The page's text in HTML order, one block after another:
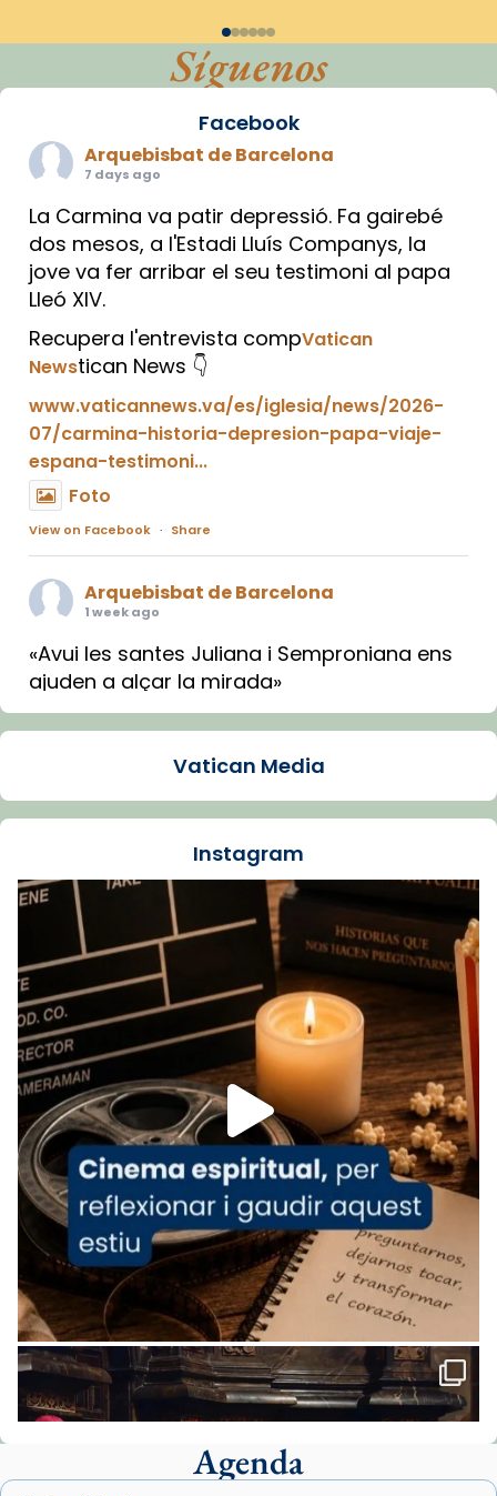
Síguenos
Facebook
Arquebisbat de Barcelona
7 days ago
La Carmina va patir depressió. Fa gairebé
dos mesos, a l'Estadi Lluís Companys, la
jove va fer arribar el seu testimoni al papa
Lleó XIV.
Recupera l'entrevista compVatican
Newstican News 👇
www.vaticannews.va/es/iglesia/news/2026-
07/carmina-historia-depresion-papa-viaje-
espana-testimoni...
Foto
View on Facebook · Share
Arquebisbat de Barcelona
1 week ago
«Avui les santes Juliana i Semproniana ens
ajuden a alçar la mirada»
Mons. Sergi Gordo, bisbe de Tortosa, ha
Santes de Mataró.
🔗tinyurl.com/cvu5jmbk
Foto
View on Facebook Share
Arquebisbat de Barcelonais at Catedral
de Barcelona.
1 week ago
Aquest dilluns, 27 de juliol, ha tingut lloc la
missa d’acció de gràcies en agraïment al
comitè organitzador de la visita apostòlica
del Sant Pare Lleó XIV a Barcelona, i als
col·laboradors, a la Catedral de Barcelona.
L’arquebisbe de Barcelona, el cardenal Joan
Josep Omella, ha presidit la missa i l’ha
concelebrat el bisbe auxiliar de Barcelona,
Mons. David Abadías.
📸 Dr. G. Simón
Foto
View on Facebook Share
Arquebisbat de Barcelona
1 week ago
Vatican Media
Instagram
Agenda